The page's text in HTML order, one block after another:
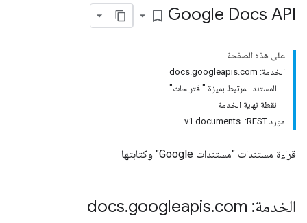
Google Docs API
bookmark_border
على هذه الصفحة
الخدمة: docs.googleapis.com
المستند المرتبط بميزة "اقتراحات"
نقطة نهاية الخدمة
مورد REST: ‏ v1.documents
قراءة مستندات "مستندات Google" وكتابتها
الخدمة: docs .googleapis.com